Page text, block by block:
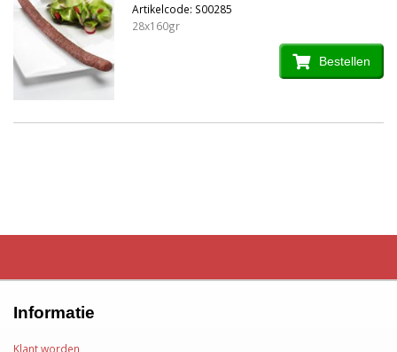
Artikelcode: S00285
28x160gr
Bestellen
Informatie
Klant worden